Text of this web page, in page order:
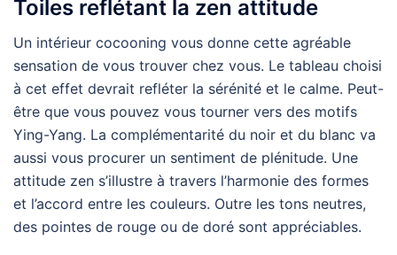
Toiles reflétant la zen attitude
Un intérieur cocooning vous donne cette agréable
sensation de vous trouver chez vous. Le tableau choisi
à cet effet devrait refléter la sérénité et le calme. Peut-
être que vous pouvez vous tourner vers des motifs
Ying-Yang. La complémentarité du noir et du blanc va
aussi vous procurer un sentiment de plénitude. Une
attitude zen s’illustre à travers l’harmonie des formes
et l’accord entre les couleurs. Outre les tons neutres,
des pointes de rouge ou de doré sont appréciables.